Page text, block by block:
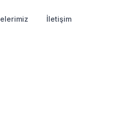
İletişim